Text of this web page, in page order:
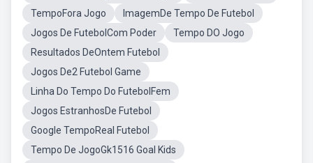
TempoFora Jogo
ImagemDe Tempo De Futebol
Jogos De FutebolCom Poder
Tempo DO Jogo
Resultados DeOntem Futebol
Jogos De2 Futebol Game
Linha Do Tempo Do FutebolFem
Jogos EstranhosDe Futebol
Google TempoReal Futebol
Tempo De JogoGk1516 Goal Kids